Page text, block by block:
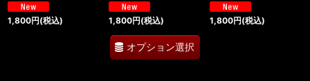
1,800円(税込) 1,800円(税込)
オプション選択
1,800円(税込)